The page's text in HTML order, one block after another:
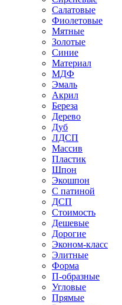
Салатовые
Фиолетовые
Мятные
Золотые
Синие
Материал
МДФ
Эмаль
Акрил
Береза
Дерево
Дуб
ЛДСП
Массив
Пластик
Шпон
Экошпон
С патиной
ДСП
Стоимость
Дешевые
Дорогие
Эконом-класс
Элитные
Форма
П-образные
Угловые
Прямые